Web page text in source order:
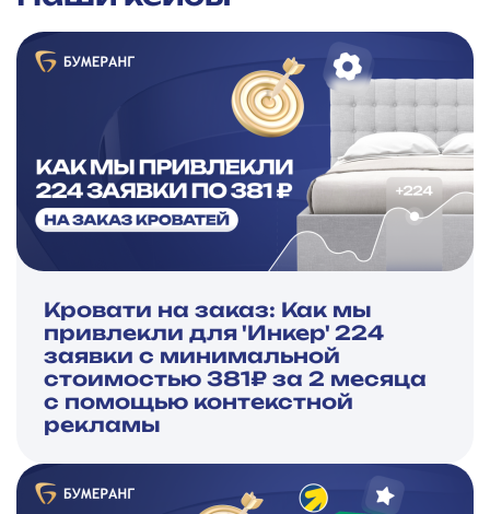
Кровати на заказ: Как мы
привлекли для 'Инкер' 224
заявки с минимальной
стоимостью 381₽ за 2 месяца
с помощью контекстной
рекламы